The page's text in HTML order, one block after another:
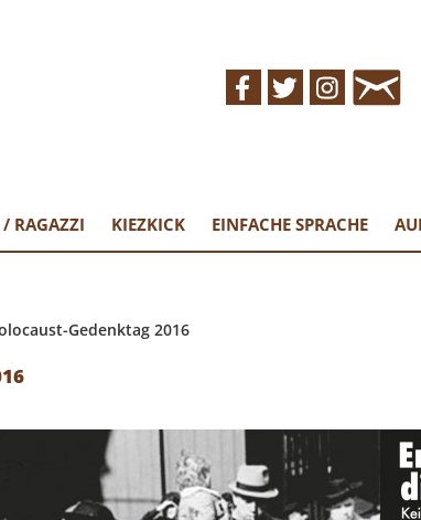
RAGAZZI KIEZKICK EINFACHE SPRACHE
Gedenktag 2016